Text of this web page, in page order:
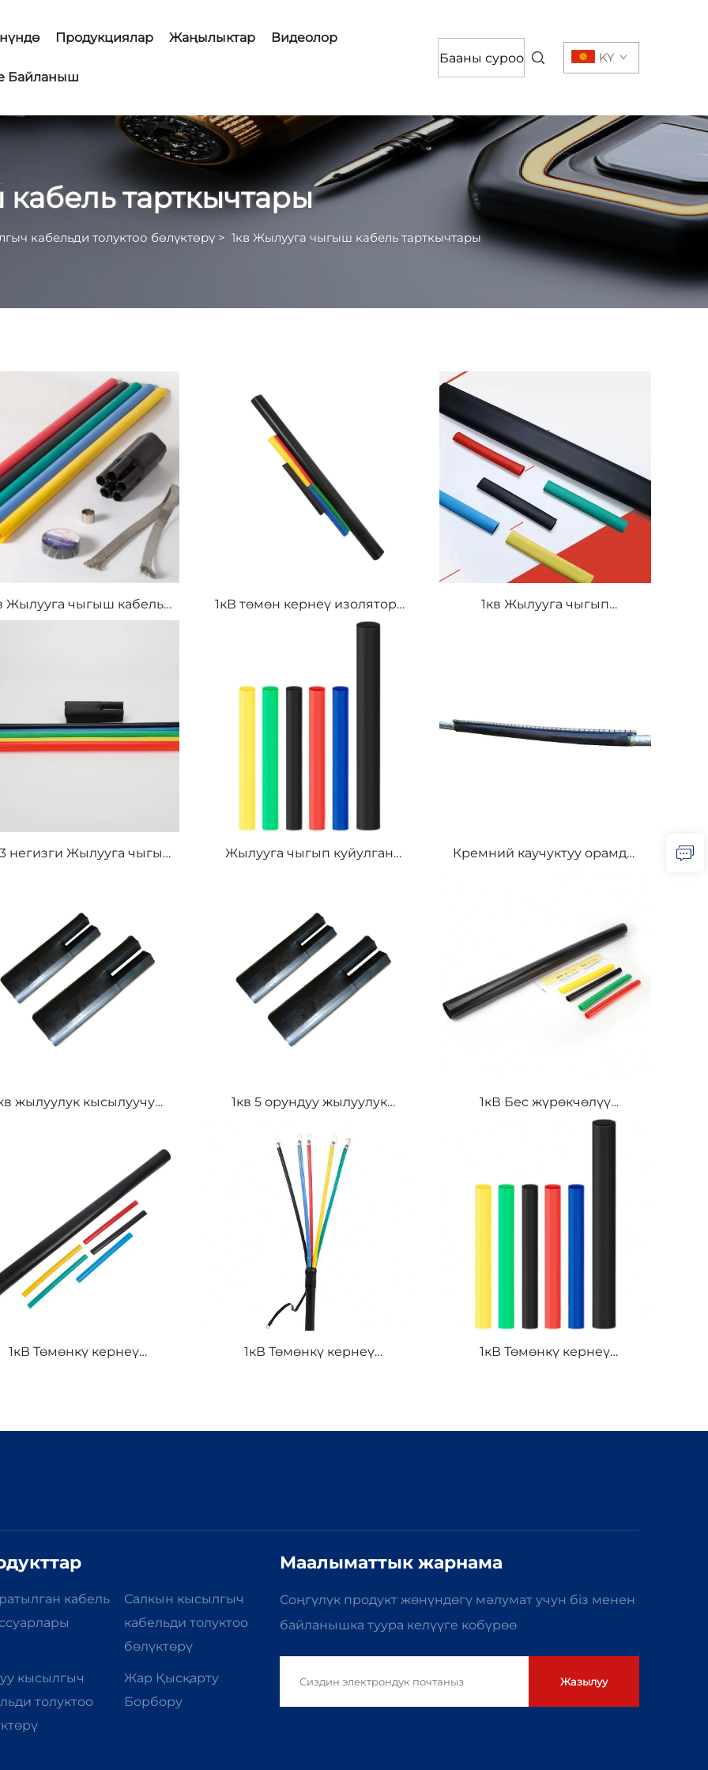
Продукциялар Жаңылыктар Видеолор
Байланыш
Бааны суроо KY
тарткычтары
кабельди толуктоо бөлүктөрү > 1кв Жылууга чыгыш кабель тарткычтары
Жылууга чыгыш кабель
тарткычтары
1кВ төмөн кернеү изолятору
Тек аракеттүү термиялык
1кв Жылууга чыгып
3 негизги Жылууга чыгып
Жогорку жана
төмөн кернеши үчүн
колдонулат
Жылууга чыгып куйулган
түтүктүү продукт
Кремний каучуктуу орамды
кабельди ремонттоочу
кабынды
жылуулук кысылуучу
элементтер продукт
1кв 5 орундуу жылуулук
жылуулук кысуучү
түйүндөрүнүн
аксессуарлары 10мм-400мм
1кВ Бес жүрөкчөлүү
жылуулук кысылган кабель
1кВ Төмөнкү кернеү
1кВ Төмөнкү кернеү
1кВ Төмөнкү кернеү
кабель
Салкын кысылгыч
кабельди толуктоо
бөлүктөрү
кысылгыч
толуктоо
Жар Қысқарту
Борбору
Маалыматтык жарнама
Соңгүлүк продукт жөнүндөгү мәлумат учун біз менен
байланышка туура келүүге кобүрөө
Жазылуу